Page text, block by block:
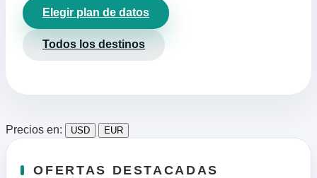
Elegir plan de datos
Todos los destinos
Precios en: USD EUR
OFERTAS DESTACADAS